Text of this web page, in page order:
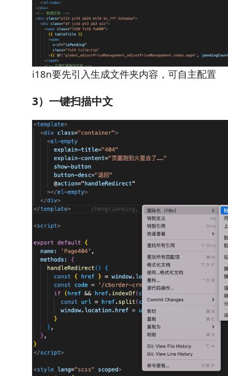
i18n要先引入生成文件夹内容，可自主配置
3）一键扫描中文